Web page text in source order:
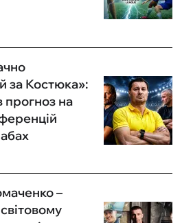
за Костюка»:
на
–